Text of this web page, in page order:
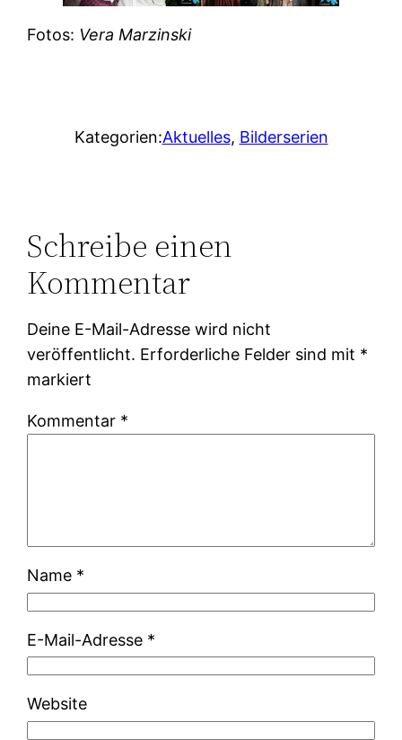
Fotos: Vera Marzinski
Kategorien:Aktuelles, Bilderserien
Schreibe einen
Kommentar
Deine E-Mail-Adresse wird nicht
veröffentlicht. Erforderliche Felder sind mit *
markiert
Kommentar *
Name *
E-Mail-Adresse *
Website